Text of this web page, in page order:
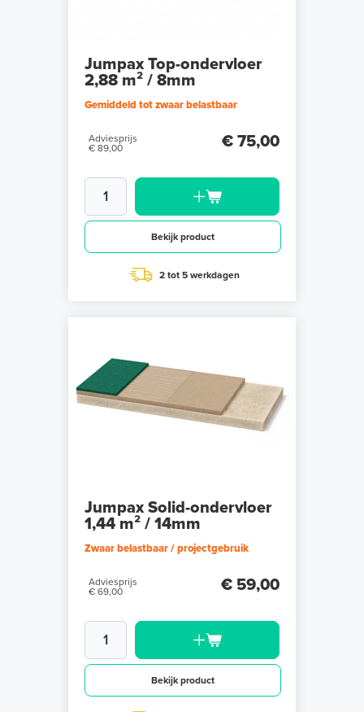
Jumpax Top-ondervloer
2,88 m² / 8mm
Gemiddeld tot zwaar belastbaar
Adviesprijs
€ 89,00
€ 75,00
Bekijk product
2 tot 5 werkdagen
Jumpax Solid-ondervloer
1,44 m² / 14mm
Zwaar belastbaar / projectgebruik
Adviesprijs
€ 69,00
€ 59,00
Bekijk product